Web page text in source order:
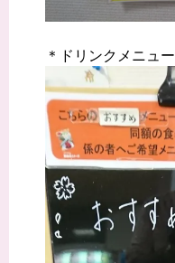
＊ドリンクメニュー